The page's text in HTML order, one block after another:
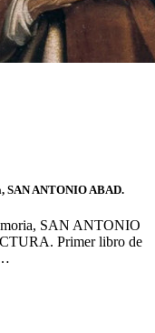
SAN ANTONIO ABAD.
SAN ANTONIO
Primer libro de